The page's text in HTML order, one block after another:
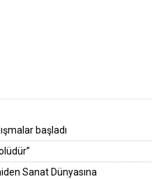
başladı
Sanat Dünyasına